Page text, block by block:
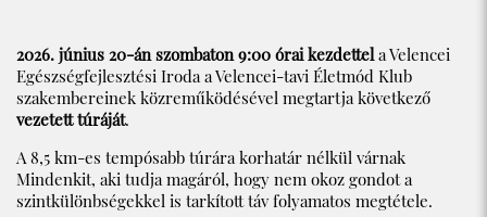
2026. június 20-án szombaton 9:00 órai kezdettela Velencei
Egészségfejlesztési Iroda a Velencei-tavi Életmód Klub
szakembereinek közreműködésével megtartja következő
vezetett túráját.
A 8,5 km-es tempósabb túrára korhatár nélkül várnak
Mindenkit, aki tudja magáról, hogy nem okoz gondot a
szintkülönbségekkel is tarkított táv folyamatos megtétele.